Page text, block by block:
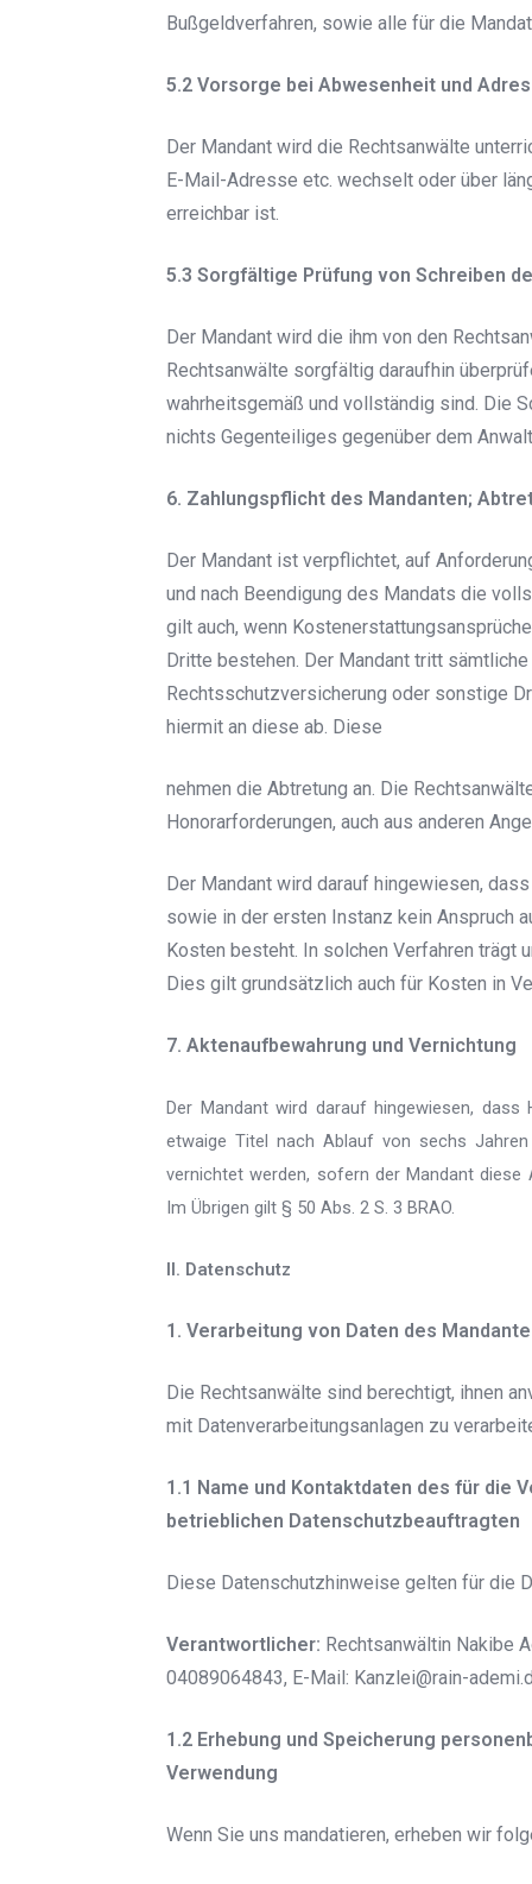
Bußgeldverfahren, sowie alle für die
5.2 Vorsorge bei Abwesenheit und
Der Mandant wird die Rechtsanwälte
E-Mail-Adresse etc. wechselt oder über
erreichbar ist.
5.3 Sorgfältige Prüfung von Schreiben
Der Mandant wird die ihm von den
Rechtsanwälte sorgfältig daraufhin
wahrheitsgemäß und vollständig sind. Die
nichts Gegenteiliges gegenüber dem
6. Zahlungspflicht des Mandanten;
Der Mandant ist verpflichtet, auf
und nach Beendigung des Mandats die
gilt auch, wenn
Dritte bestehen. Der Mandant tritt
Rechtsschutzversicherung oder sonstige
hiermit an diese ab. Diese
nehmen die Abtretung an. Die
Honorarforderungen, auch aus anderen
Der Mandant wird darauf hingewiesen,
sowie in der ersten Instanz kein Anspruch
Kosten besteht. In solchen Verfahren trägt
Dies gilt grundsätzlich auch für Kosten in
7. Aktenaufbewahrung und Vernichtung
Der Mandant wird darauf hingewiesen,
etwaige Titel nach Ablauf von sechs
vernichtet werden, sofern der Mandant
Im Übrigen gilt § 50 Abs. 2 S. 3 BRAO.
II. Datenschutz
1. Verarbeitung von Daten des
Die Rechtsanwälte sind berechtigt, ihnen
mit Datenverarbeitungsanlagen zu
1.1 Name und Kontaktdaten des für die
betrieblichen Datenschutzbeauftragten
Diese Datenschutzhinweise gelten für die
Verantwortlicher: Rechtsanwältin Nakibe
04089064843, E-Mail: Kanzlei@rain-
1.2 Erhebung und Speicherung
Verwendung
Wenn Sie uns mandatieren, erheben wir